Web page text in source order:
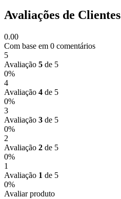
Avaliações de Clientes
0.00
Com base em 0 comentários
5
Avaliação 5 de 5
0%
4
Avaliação 4 de 5
0%
3
Avaliação 3 de 5
0%
2
Avaliação 2 de 5
0%
1
Avaliação 1 de 5
0%
Avaliar produto